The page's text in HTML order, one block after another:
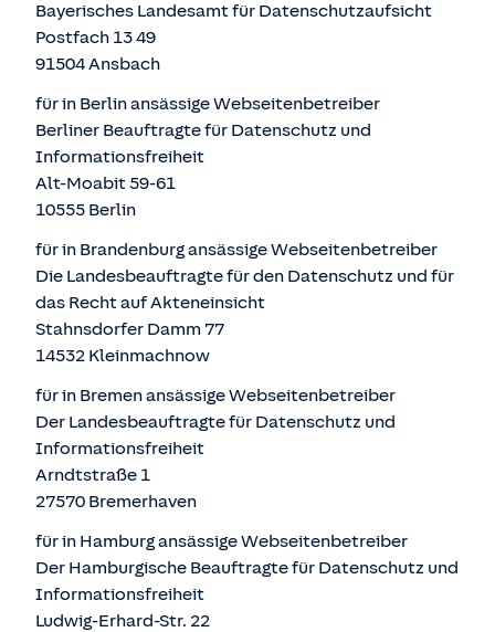
Bayerisches Landesamt für Datenschutzaufsicht
Postfach 13 49
91504 Ansbach
für in Berlin ansässige Webseitenbetreiber
Berliner Beauftragte für Datenschutz und
Informationsfreiheit
Alt-Moabit 59-61
10555 Berlin
für in Brandenburg ansässige Webseitenbetreiber
Die Landesbeauftragte für den Datenschutz und für
das Recht auf Akteneinsicht
Stahnsdorfer Damm 77
14532 Kleinmachnow
für in Bremen ansässige Webseitenbetreiber
Der Landesbeauftragte für Datenschutz und
Informationsfreiheit
Arndtstraße 1
27570 Bremerhaven
für in Hamburg ansässige Webseitenbetreiber
Der Hamburgische Beauftragte für Datenschutz und
Informationsfreiheit
Ludwig-Erhard-Str. 22